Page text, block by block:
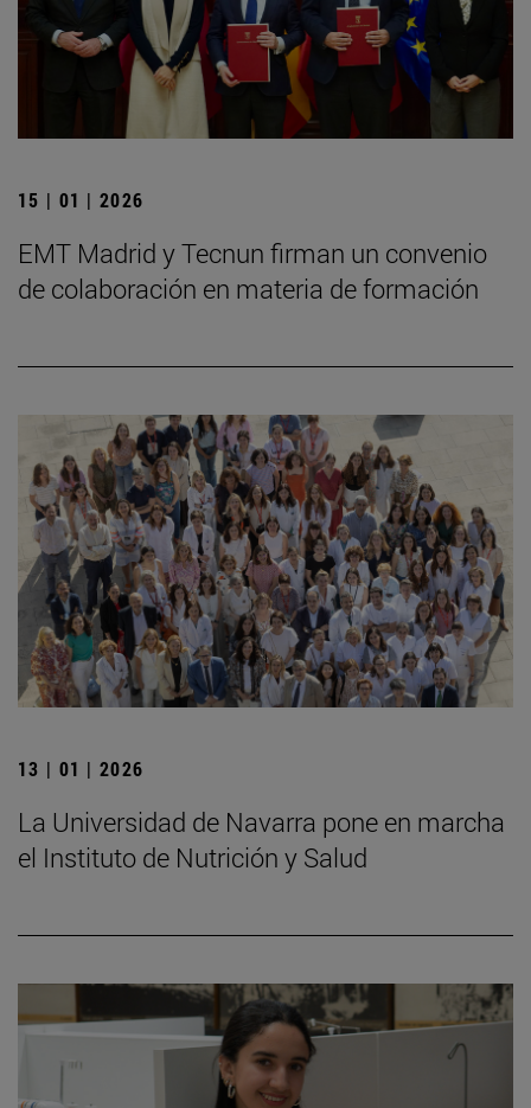
15 | 01 | 2026
EMT Madrid y Tecnun firman un convenio
de colaboración en materia de formación
13 | 01 | 2026
La Universidad de Navarra pone en marcha
el Instituto de Nutrición y Salud